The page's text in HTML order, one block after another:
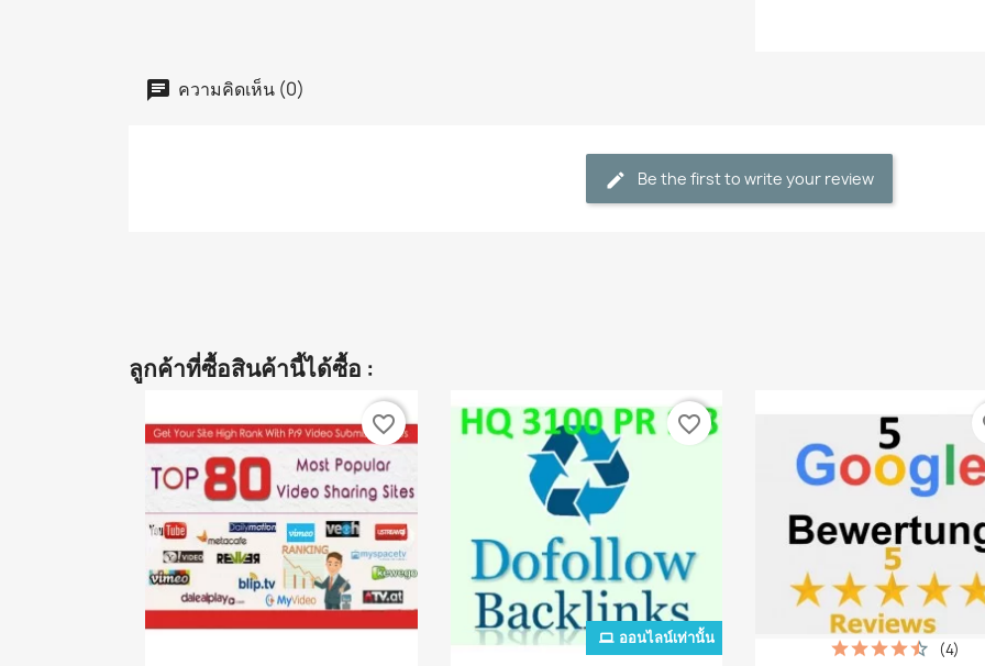
ความคิดเห็น (0)
Be the first to write your review
ลูกค้าที่ซื้อสินค้านี้ได้ซื้อ :
favorite_border
ออนไลน์เท่านั้น
favorite_border
(4)